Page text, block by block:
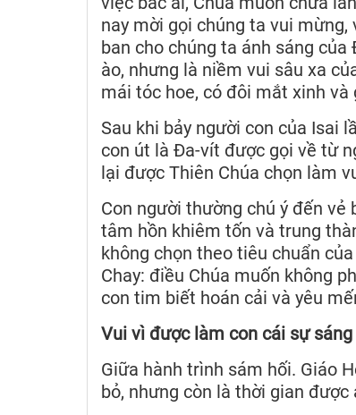
nay mời gọi chúng ta vui
ban cho chúng ta ánh sáng
ào, nhưng là niềm vui sâu xa
mái tóc hoe, có đôi mắt xinh
Sau khi bảy người con của Isai
con út là Đa-vít được gọi về từ
lại được Thiên Chúa chọn làm
Con người thường chú ý đến
tâm hồn khiêm tốn và trung
không chọn theo tiêu chuẩn
Chay: điều Chúa muốn không
con tim biết hoán cải và yêu
Vui vì được làm con cái sự sáng
Giữa hành trình sám hối. Giáo
bỏ, nhưng còn là thời gian